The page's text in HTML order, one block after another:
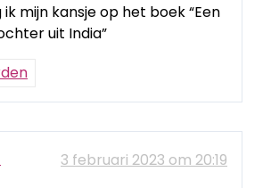
mijn kansje op het boek “Een
uit India”
3 februari 2023 om 20:19